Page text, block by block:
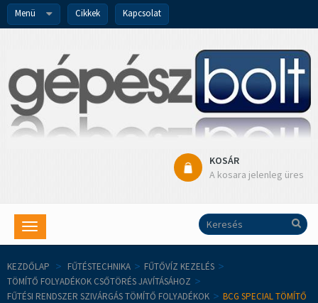
Menü Cikkek Kapcsolat
KOSÁR
A kosara jelenleg üres
Toggle
navigation
KEZDŐLAP > FŰTÉSTECHNIKA > FŰTŐVÍZ KEZELÉS >
TÖMÍTŐ FOLYADÉKOK CSŐTÖRÉS JAVÍTÁSÁHOZ >
FŰTÉSI RENDSZER SZIVÁRGÁS TÖMÍTŐ FOLYADÉKOK > BCG SPECIAL TÖMÍTŐ